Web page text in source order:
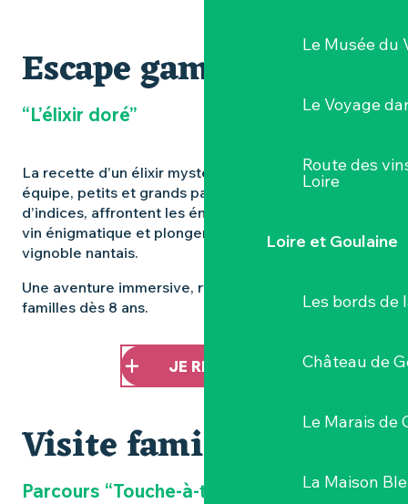
Le Musée du
Le Voyage
Route des
Loire
Loire et Goulaine
Les bords de
Château de
Le Marais de
La Maison
Escape game
“L’élixir doré”
La recette d’un élixir mystérieux a disparu. En
équipe, petits et grands partent à la recherche
d’indices, affrontent les énigmes d’un marchand de
vin énigmatique et plongent dans les secrets du
vignoble nantais.
Une aventure immersive, rythmée, idéale pour les
familles dès 8 ans.
JE RÉSERVE !
Visite famille
Parcours “Touche-à-tout”